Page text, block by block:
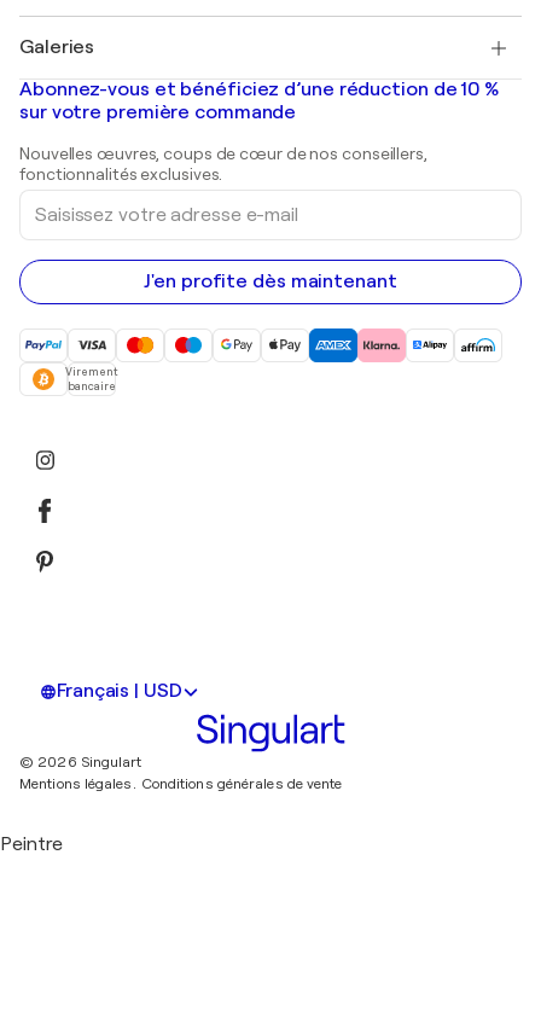
Banksy
Mr. Brainwash
Shepard Fairey
Tableaux abstraits à vendre
Peintures de paysage
Estampes
Peintures acryliques
Galeries
Galeries d'art en France
Galeries d'art en Belgique
Abonnez-vous et bénéficiez d’une réduction de 10 %
sur votre première commande
Nouvelles œuvres, coups de cœur de nos conseillers,
fonctionnalités exclusives.
Saisissez
votre
adresse
e-
mail
J'en profite dès maintenant
Virement
bancaire
Français | USD
© 2026 Singulart
Mentions légales. Conditions générales de vente
Peintre